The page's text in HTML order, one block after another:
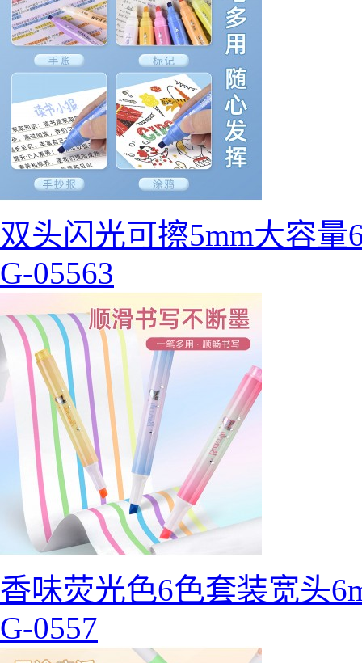
双头闪光可擦5mm大容量
G-05563
香味荧光色6色套装宽头
G-0557